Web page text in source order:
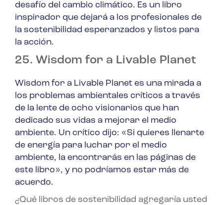
desafío del cambio climático. Es un libro
inspirador que dejará a los profesionales de
la sostenibilidad esperanzados y listos para
la acción.
25. Wisdom for a Livable Planet
Wisdom for a Livable Planet es una mirada a
los problemas ambientales críticos a través
de la lente de ocho visionarios que han
dedicado sus vidas a mejorar el medio
ambiente. Un crítico dijo: «Si quieres llenarte
de energía para luchar por el medio
ambiente, la encontrarás en las páginas de
este libro», y no podríamos estar más de
acuerdo.
¿Qué libros de sostenibilidad agregaría usted